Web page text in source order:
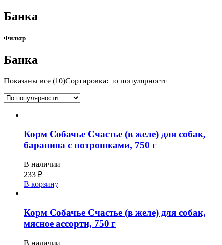
Банка
Фильтр
Банка
Показаны все (10)Сортировка: по популярности
Корм Собачье Счастье (в желе) для собак,
баранина с потрошками, 750 г
В наличии
233 ₽
В корзину
Корм Собачье Счастье (в желе) для собак,
мясное ассорти, 750 г
В наличии